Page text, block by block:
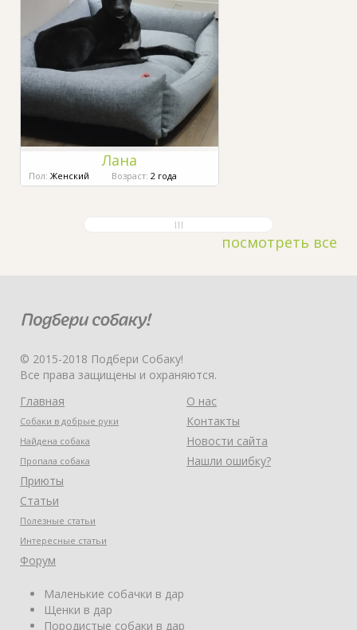
Лана
Пол: Женский Возраст: 2 года
посмотреть все
© 2015-2018 Подбери Собаку!
Все права защищены и охраняются.
Главная
Собаки в добрые руки
Найдена собака
Пропала собака
Приюты
Статьи
Полезные статьи
Интересные статьи
Форум
О нас
Контакты
Новости сайта
Нашли ошибку?
Маленькие собачки в дар
Щенки в дар
Породистые собаки в дар